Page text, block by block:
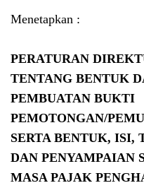
Menetapkan :
PERATURAN
TENTANG BENTUK
PEMBUATAN BUKTI
PEMOTONGAN/
SERTA BENTUK, ISI,
DAN PENYAMPAIAN
MASA PAJAK